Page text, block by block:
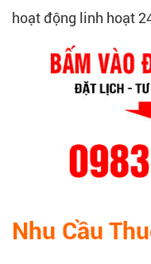
hoạt động linh hoạt
Nhu Cầu